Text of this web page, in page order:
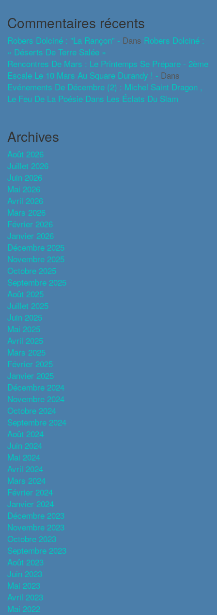
Commentaires récents
Robers Dolciné : "La Rançon" - Dans Robers Dolciné :
« Déserts De Terre Salée »
Rencontres De Mars : Le Printemps Se Prépare - 2ème
Escale Le 10 Mars Au Square Durandy ! - Dans
Evénements De Décembre (2) : Michel Saint Dragon ,
Le Feu De La Poésie Dans Les Éclats Du Slam
Archives
Août 2026
Juillet 2026
Juin 2026
Mai 2026
Avril 2026
Mars 2026
Février 2026
Janvier 2026
Décembre 2025
Novembre 2025
Octobre 2025
Septembre 2025
Août 2025
Juillet 2025
Juin 2025
Mai 2025
Avril 2025
Mars 2025
Février 2025
Janvier 2025
Décembre 2024
Novembre 2024
Octobre 2024
Septembre 2024
Août 2024
Juin 2024
Mai 2024
Avril 2024
Mars 2024
Février 2024
Janvier 2024
Décembre 2023
Novembre 2023
Octobre 2023
Septembre 2023
Août 2023
Juin 2023
Mai 2023
Avril 2023
Mai 2022